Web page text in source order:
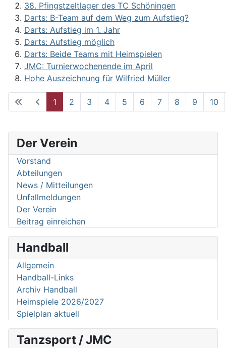
Der Verein
Vorstand
Abteilungen
News / Mitteilungen
Unfallmeldungen
Der Verein
Beitrag einreichen
Handball
Allgemein
Handball-Links
Archiv Handball
Heimspiele 2026/2027
Spielplan aktuell
Tanzsport / JMC
38. Pfingstzeltlager des TC Schöningen
Darts: B-Team auf dem Weg zum Aufstieg?
Darts: Aufstieg im 1. Jahr
Darts: Aufstieg möglich
Darts: Beide Teams mit Heimspielen
JMC: Turnierwochenende im April
Hohe Auszeichnung für Wilfried Müller
Seite 1 von 62
1 2 3 4 5 6 7 8 9 10